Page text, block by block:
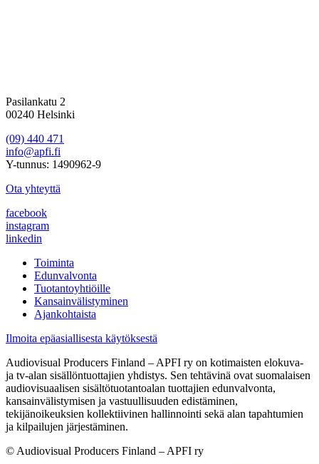
Pasilankatu 2
00240 Helsinki
(09) 440 471
info@apfi.fi
Y-tunnus: 1490962-9
Ota yhteyttä
facebook
instagram
linkedin
Toiminta
Edunvalvonta
Tuotantoyhtiöille
Kansainvälistyminen
Ajankohtaista
Ilmoita epäasiallisesta käytöksestä
Audiovisual Producers Finland – APFI ry on kotimaisten elokuva-
ja tv-alan sisällöntuottajien yhdistys. Sen tehtävinä ovat suomalaisen
audiovisuaalisen sisältötuotantoalan tuottajien edunvalvonta,
kansainvälistymisen ja vastuullisuuden edistäminen,
tekijänoikeuksien kollektiivinen hallinnointi sekä alan tapahtumien
ja kilpailujen järjestäminen.
© Audiovisual Producers Finland – APFI ry